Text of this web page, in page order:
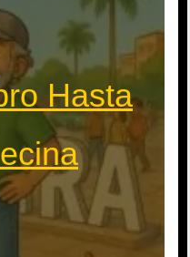
Hasta